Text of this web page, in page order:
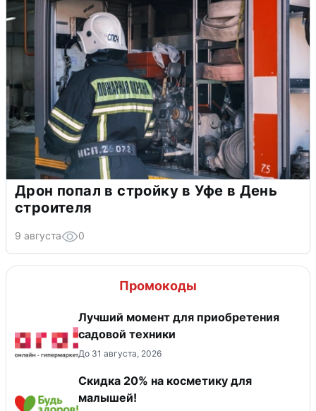
Дрон попал в стройку в Уфе в День
строителя
9 августа 0
Промокоды
Лучший момент для приобретения
садовой техники
До 31 августа, 2026
Скидка 20% на косметику для
малышей!